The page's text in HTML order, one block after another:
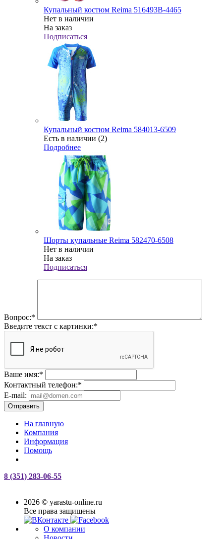
Купальный костюм Reima 516493B-4465
Нет в наличии
На заказ
Подписаться
Купальный костюм Reima 584013-6509
Есть в наличии (2)
Подробнее
Шорты купальные Reima 582470-6508
Нет в наличии
На заказ
Подписаться
Вопрос:*
Введите текст с картинки:*
Ваше имя:*
Контактный телефон:*
E-mail:
Отправить
На главную
Компания
Информация
Помощь
8 (351) 283-06-55
2026 © yarastu-online.ru
Все права защищены
О компании